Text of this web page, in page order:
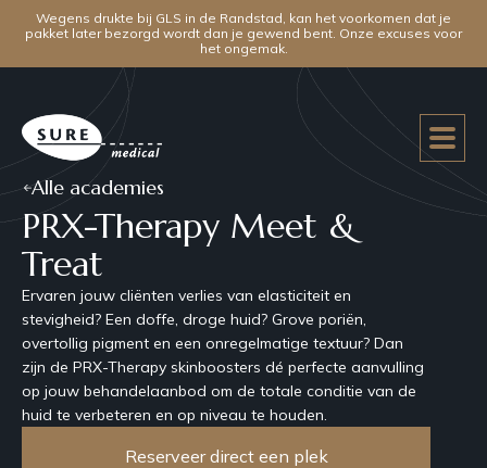
Wegens drukte bij GLS in de Randstad, kan het voorkomen dat je
pakket later bezorgd wordt dan je gewend bent. Onze excuses voor
het ongemak.
Alle academies
PRX-Therapy Meet &
Treat
Ervaren jouw cliënten verlies van elasticiteit en
stevigheid? Een doffe, droge huid? Grove poriën,
overtollig pigment en een onregelmatige textuur? Dan
zijn de PRX-Therapy skinboosters dé perfecte aanvulling
op jouw behandelaanbod om de totale conditie van de
huid te verbeteren en op niveau te houden.
Reserveer direct een plek